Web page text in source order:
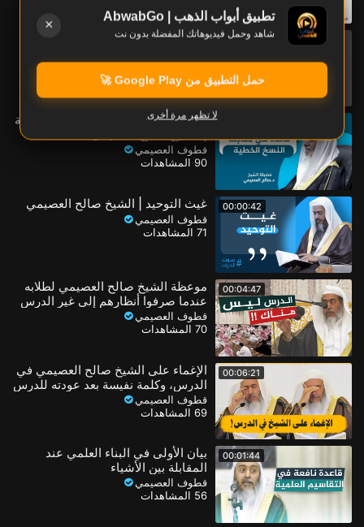
00:00:41 خطأ كتابي شنيع في حق الله عز وجل
91 المشاهدات
من أحسن طرق معارضة النسخ الخطية
قطوف العصيمي
90 المشاهدات
00:00:42 غيث التوحيد | الشيخ صالح العصيمي
قطوف العصيمي
71 المشاهدات
00:04:47
موعظة الشيخ صالح العصيمي لطلابه
عندما صرفوا أنظارهم إلى غير الدرس
قطوف العصيمي
70 المشاهدات
00:06:21
الإغماء على الشيخ صالح العصيمي في
الدرس، وكلمة نفيسة بعد عودته للدرس
قطوف العصيمي
69 المشاهدات
00:01:44
بيان الأولى في البناء العلمي عند
المقابلة بين الأشياء
قطوف العصيمي
56 المشاهدات
تطبيق أبواب الذهب | AbwabGo
شاهد وحمل فيديوهاتك المفضلة بدون نت
×
حمل التطبيق من Google Play 🚀
لا تظهر مرة أخرى